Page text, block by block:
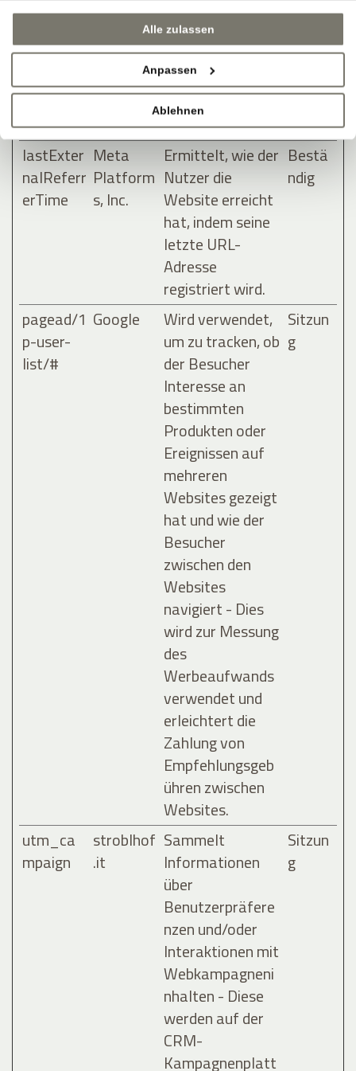
Alle zulassen
Anpassen
Ablehnen
nalReferr Platform Nutzer die
Website erreicht
hat, indem seine
letzte URL-
Adresse
registriert wird.
ndig
lastExter
nalReferr
erTime
Meta
Platform
s, Inc.
Ermittelt, wie der
Nutzer die
Website erreicht
hat, indem seine
letzte URL-
Adresse
registriert wird.
Bestä
ndig
pagead/1
p-user-
list/#
Google
Wird verwendet,
um zu tracken, ob
der Besucher
Interesse an
bestimmten
Produkten oder
Ereignissen auf
mehreren
Websites gezeigt
hat und wie der
Besucher
zwischen den
Websites
navigiert - Dies
wird zur Messung
des
Werbeaufwands
verwendet und
erleichtert die
Zahlung von
Empfehlungsgeb
ühren zwischen
Websites.
Sitzun
g
utm_ca
mpaign
stroblhof
.it
Sammelt
Informationen
über
Benutzerpräfere
nzen und/oder
Interaktionen mit
Webkampagneni
nhalten - Diese
werden auf der
CRM-
Kampagnenplatt
Sitzun
g